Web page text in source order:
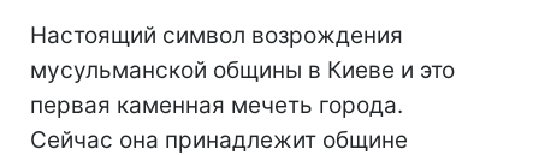
Настоящий символ возрождения
мусульманской общины в Киеве и это
первая каменная мечеть города.
Сейчас она принадлежит общине